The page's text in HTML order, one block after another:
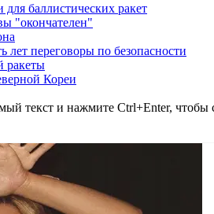
баллистических ракет
"окончателен"
переговоры по безопасности
ракеты
Кореи
текст и нажмите Ctrl+Enter, чтобы